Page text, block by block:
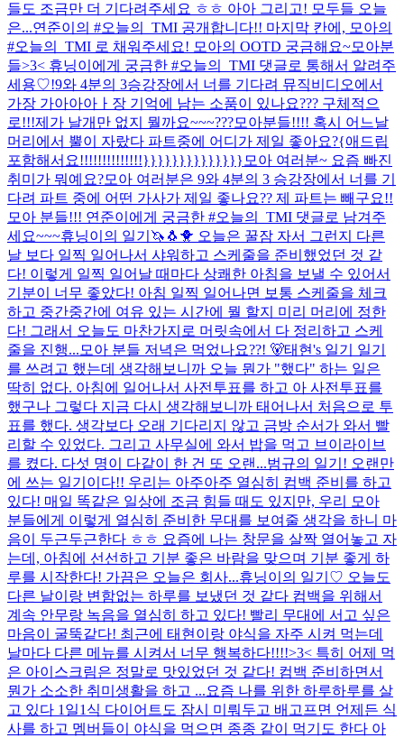
들도 조금만 더 기다려주세요 ㅎㅎ 아아 그리고! 모두들 오늘
은...연준이의 #오늘의_TMI 공개합니다!! 마지막 칸에, 모아의
#오늘의_TMI 로 채워주세요! 모아의 OOTD 궁금해요~모아분
들>3< 휴닝이에게 궁금한 #오늘의_TMI 댓글로 통해서 알려주
세용♡!9와 4분의 3승강장에서 너를 기다려 뮤직비디오에서
가장 가아아아ㅏ장 기억에 남는 소품이 있나요??? 구체적으
로!!!제가 날개만 없지 뭘까요~~~???모아분들!!!! 혹시 어느날
머리에서 뿔이 자랐다 파트중에 어디가 제일 좋아요?{애드립
포함해서요!!!!!!!!!!!!!!}}}}}}}}}}}}}} 모아 여러분~ 요즘 빠진
취미가 뭐예요?모아 여러분은 9와 4분의 3 승강장에서 너를 기
다려 파트 중에 어떤 가사가 제일 좋나요?? 제 파트는 빼구요!!
모아 분들!!! 연준이에게 궁금한 #오늘의_TMI 댓글로 남겨주
세요~~~휴닝이의 일기🦄🐧🐥 오늘은 꿀잠 자서 그런지 다른
날 보다 일찍 일어나서 샤워하고 스케줄을 준비했었던 것 같
다! 이렇게 일찍 일어날 때마다 상쾌한 아침을 보낼 수 있어서
기분이 너무 좋았다! 아침 일찍 일어나면 보통 스케줄을 체크
하고 중간중간에 여유 있는 시간에 뭘 할지 미리 머리에 정한
다! 그래서 오늘도 마찬가지로 머릿속에서 다 정리하고 스케
줄을 진행... 모아 분들 저녁은 먹었나요??! 🐻태현's 일기 일기
를 쓰려고 했는데 생각해보니까 오늘 뭔가 "했다" 하는 일은
딱히 없다. 아침에 일어나서 사전투표를 하고 아 사전투표를
했구나 그렇다 지금 다시 생각해보니까 태어나서 처음으로 투
표를 했다. 생각보다 오래 기다리지 않고 금방 순서가 와서 빨
리할 수 있었다. 그리고 사무실에 와서 밥을 먹고 브이라이브
를 켰다. 다섯 명이 다같이 한 건 또 오랜...범규의 일기! 오랜만
에 쓰는 일기이다!! 우리는 아주아주 열심히 컴백 준비를 하고
있다! 매일 똑같은 일상에 조금 힘들 때도 있지만, 우리 모아
분들에게 이렇게 열심히 준비한 무대를 보여줄 생각을 하니 마
음이 두근두근한다 ㅎㅎ 요즘에 나는 창문을 살짝 열어놓고 자
는데, 아침에 선선하고 기분 좋은 바람을 맞으며 기분 좋게 하
루를 시작한다! 가끔은 오늘은 회사...휴닝이의 일기♡ 오늘도
다른 날이랑 변함없는 하루를 보냈던 것 같다 컴백을 위해서
계속 안무랑 녹음을 열심히 하고 있다! 빨리 무대에 서고 싶은
마음이 굴뚝같다! 최근에 태현이랑 야식을 자주 시켜 먹는데
날마다 다른 메뉴를 시켜서 너무 행복하다!!!!>3< 특히 어제 먹
은 아이스크림은 정말로 맛있었던 것 같다! 컴백 준비하면서
뭔가 소소한 취미생활을 하고 ...요즘 나를 위한 하루하루를 살
고 있다 1일1식 다이어트도 잠시 미뤄두고 배고프면 언제든 식
사를 하고 멤버들이 야식을 먹으면 종종 같이 먹기도 한다 아